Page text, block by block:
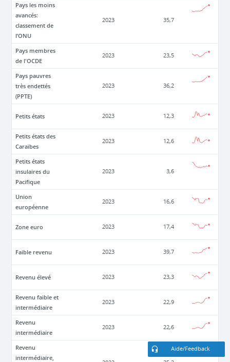
Pays les moins
avancés:
classement de
l’ONU
2023 35,7
Pays membres
de l'OCDE
2023 23,5
Pays pauvres
très endettés
(PPTE)
2023 36,2
Petits états 2023 12,3
Petits états des
Caraïbes
2023 12,6
Petits états
insulaires du
Pacifique
2023 3,6
Union
européenne
2023 16,6
Zone euro 2023 17,4
Faible revenu 2023 39,7
Revenu élevé 2023 23,3
Revenu faible et
intermédiaire
2023 22,9
Revenu
intermédiaire
2023 22,6
Revenu
intermédiaire,
Aide/Feedback